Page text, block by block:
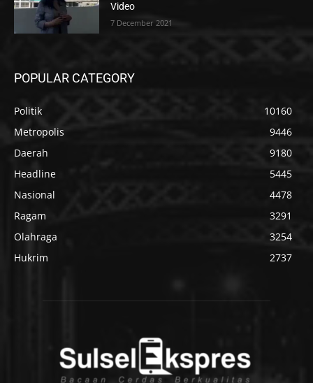
Video
7 December 2021
POPULAR CATEGORY
Politik
10160
Metropolis
9446
Daerah
9180
Headline
5445
Nasional
4478
Ragam
3291
Olahraga
3254
Hukrim
2737